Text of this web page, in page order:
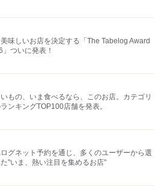
味しいお店を決定する「The Tabelog Award
」ついに発表！
いもの、いま食べるなら、このお店。カテゴリ
ンキングTOP100店舗を発表。
グネット予約を通じ、多くのユーザーから選
"いま、熱い注目を集めるお店"